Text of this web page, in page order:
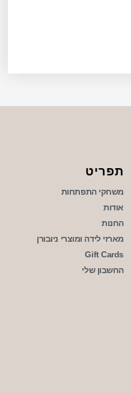
תפריט
משחקי התפתחות
אודות
החנות
מארזי לידה ומוצרי ניובורן
Gift Cards
החשבון שלי